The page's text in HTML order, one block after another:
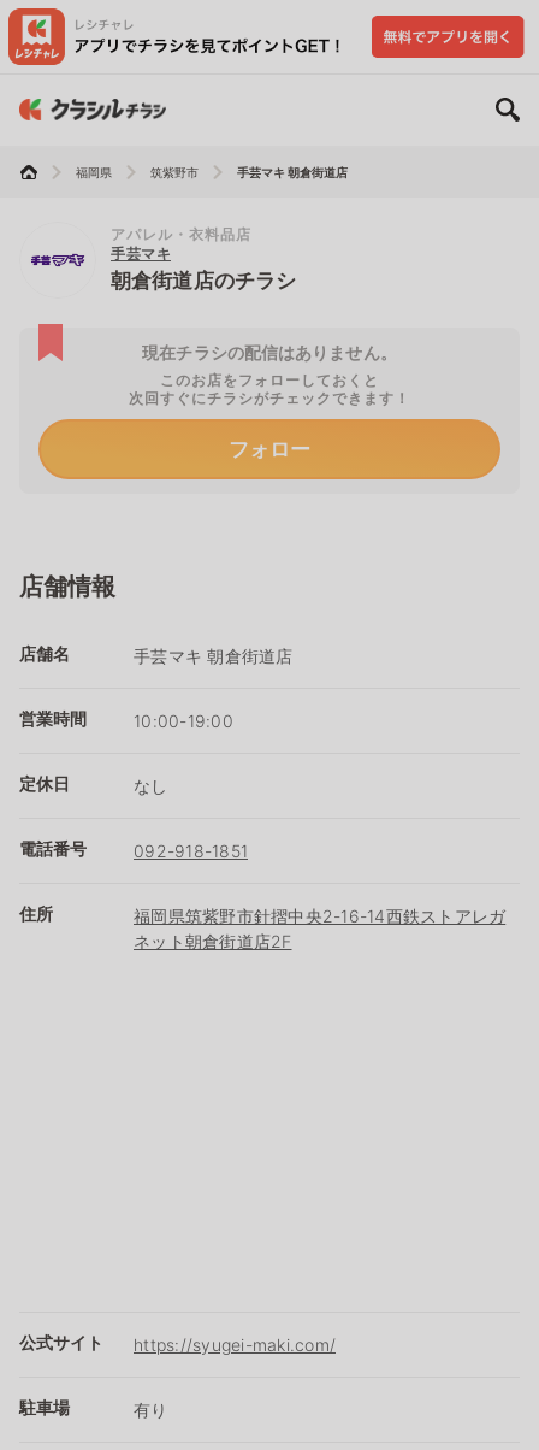
福岡県 筑紫野市 手芸マキ 朝倉街道店
アパレル・衣料品店
手芸マキ
朝倉街道店のチラシ
現在チラシの配信はありません。
このお店をフォローしておくと
次回すぐにチラシがチェックできます！
フォロー
店舗情報
店舗名 手芸マキ 朝倉街道店
営業時間 10:00-19:00
定休日 なし
電話番号 092-918-1851
住所
福岡県筑紫野市針摺中央2-16-14西鉄ストアレガ
ネット朝倉街道店2F
公式サイト https://syugei-maki.com/
駐車場 有り